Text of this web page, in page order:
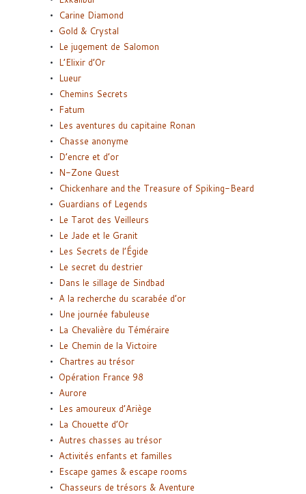
Carine Diamond
Gold & Crystal
Le jugement de Salomon
L’Elixir d’Or
Lueur
Chemins Secrets
Fatum
Les aventures du capitaine Ronan
Chasse anonyme
D’encre et d’or
N-Zone Quest
Chickenhare and the Treasure of Spiking-Beard
Guardians of Legends
Le Tarot des Veilleurs
Le Jade et le Granit
Les Secrets de l’Égide
Le secret du destrier
Dans le sillage de Sindbad
A la recherche du scarabée d’or
Une journée fabuleuse
La Chevalière du Téméraire
Le Chemin de la Victoire
Chartres au trésor
Opération France 98
Aurore
Les amoureux d’Ariège
La Chouette d’Or
Autres chasses au trésor
Activités enfants et familles
Escape games & escape rooms
Chasseurs de trésors & Aventure